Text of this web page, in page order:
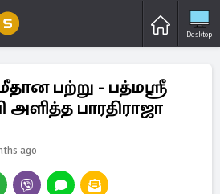
Desktop
பற்று - பத்மஸ்ரீ
அளித்த பாரதிராஜா
ago